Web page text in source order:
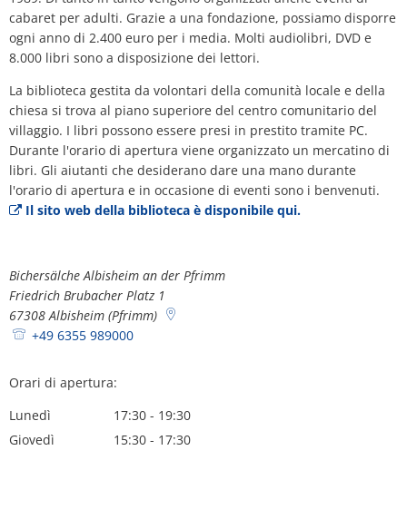
Piano d'azione sul rumore
Ambiente
Misure di ammodernamento/
Pianificazione termica comunale
Progetti
Contatto VG
Ottersheim
Standenbühl
Weitersweiler
Zellertal
cabaret per adulti. Grazie a una fondazione, possiamo disporre
ogni anno di 2.400 euro per i media. Molti audiolibri, DVD e
8.000 libri sono a disposizione dei lettori.
La biblioteca gestita da volontari della comunità locale e della
chiesa si trova al piano superiore del centro comunitario del
villaggio. I libri possono essere presi in prestito tramite PC.
Durante l'orario di apertura viene organizzato un mercatino di
libri. Gli aiutanti che desiderano dare una mano durante
l'orario di apertura e in occasione di eventi sono i benvenuti.
Il sito web della biblioteca è disponibile qui.
Bichersälche Albisheim an der Pfrimm
Friedrich Brubacher Platz 1
67308 Albisheim (Pfrimm)
+49 6355 989000
Orari di apertura:
Lunedì
17:30 - 19:30
Dalle 17:30 alle 19:30
Giovedì 15:30 - 17:30